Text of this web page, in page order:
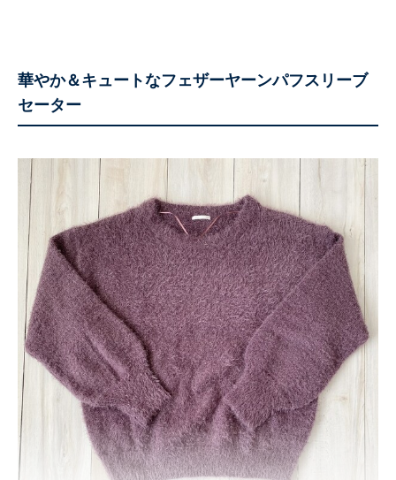
華やか＆キュートなフェザーヤーンパフスリーブ
セーター